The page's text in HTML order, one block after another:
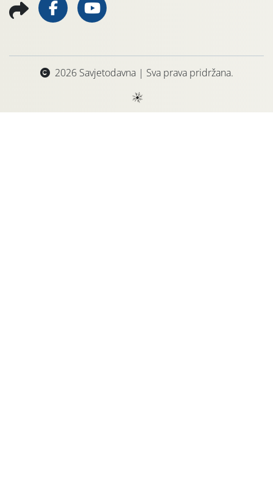
2026 Savjetodavna | Sva prava pridržana.